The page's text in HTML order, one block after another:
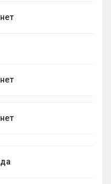
нет
нет
нет
да